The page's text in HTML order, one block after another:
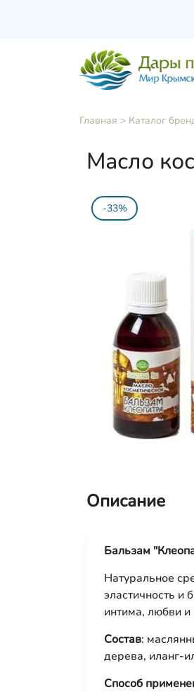
Главная > Каталог
Масло
-33%
Описание
Бальзам
Натуральное
эластичность и
интима, любви и
Состав:
дерева, иланг-
Способ